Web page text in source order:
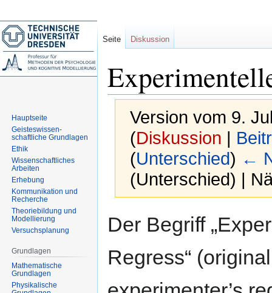
Version vom 9.
(Diskussion |
(Unterschied) ←
(Unterschied) |
Navigation
Suche
Der Begriff
Regress“
Seite Diskussion
Hauptseite
Geisteswissen-
schaftliche Grundlagen
Ethik
Wissenschaftliches
Arbeiten
Erhebung
Kommunikation und
Recherche
Theoriebildung und
Modellierung
Versuchsplanung
Grundlagen
Mathematische
Grundlagen
Physikalische